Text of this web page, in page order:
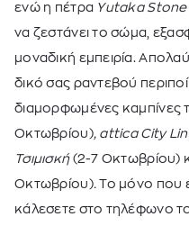
ενώ η πέτρα Yutaka Stone
να ζεστάνει το σώμα,
μοναδική εμπειρία.
δικό σας ραντεβού
διαμορφωμένες καμπίνες
Οκτωβρίου), attica City
Τσιμισκή (2-7 Οκτωβρίου)
Οκτωβρίου).Το μόνο που
κάλεσετε στο τηλέφωνο